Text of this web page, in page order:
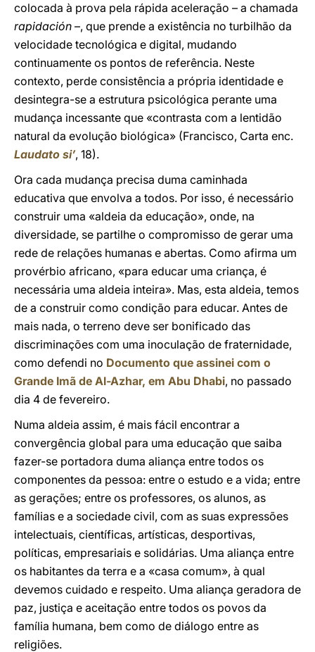
colocada à prova pela rápida aceleração – a chamada
rapidación –, que prende a existência no turbilhão da
velocidade tecnológica e digital, mudando
continuamente os pontos de referência. Neste
contexto, perde consistência a própria identidade e
desintegra-se a estrutura psicológica perante uma
mudança incessante que «contrasta com a lentidão
natural da evolução biológica» (Francisco, Carta enc.
Laudato si’, 18).
Ora cada mudança precisa duma caminhada
educativa que envolva a todos. Por isso, é necessário
construir uma «aldeia da educação», onde, na
diversidade, se partilhe o compromisso de gerar uma
rede de relações humanas e abertas. Como afirma um
provérbio africano, «para educar uma criança, é
necessária uma aldeia inteira». Mas, esta aldeia, temos
de a construir como condição para educar. Antes de
mais nada, o terreno deve ser bonificado das
discriminações com uma inoculação de fraternidade,
como defendi no Documento que assinei com o
Grande Imã de Al-Azhar, em Abu Dhabi, no passado
dia 4 de fevereiro.
Numa aldeia assim, é mais fácil encontrar a
convergência global para uma educação que saiba
fazer-se portadora duma aliança entre todos os
componentes da pessoa: entre o estudo e a vida; entre
as gerações; entre os professores, os alunos, as
famílias e a sociedade civil, com as suas expressões
intelectuais, científicas, artísticas, desportivas,
políticas, empresariais e solidárias. Uma aliança entre
os habitantes da terra e a «casa comum», à qual
devemos cuidado e respeito. Uma aliança geradora de
paz, justiça e aceitação entre todos os povos da
família humana, bem como de diálogo entre as
religiões.